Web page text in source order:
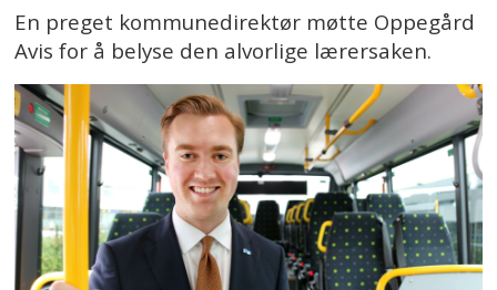
En preget kommunedirektør møtte Oppegård
Avis for å belyse den alvorlige lærersaken.